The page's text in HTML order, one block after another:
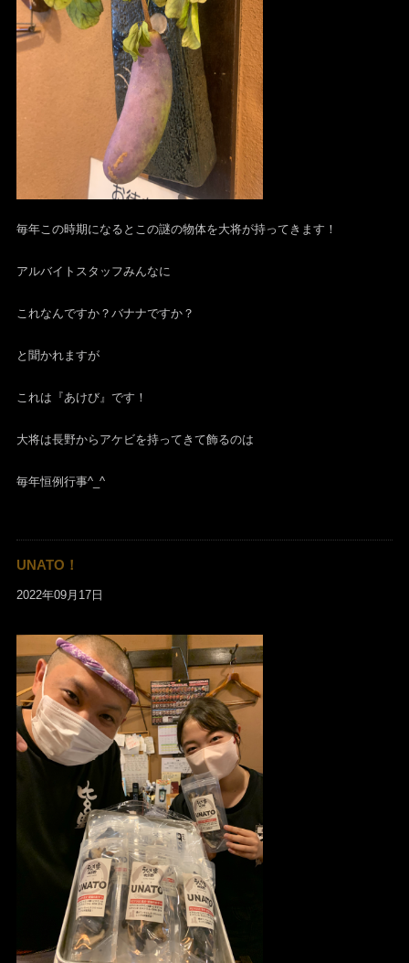
毎年この時期になるとこの謎の物体を大将が持ってきます！
アルバイトスタッフみんなに
これなんですか？バナナですか？
と聞かれますが
これは『あけび』です！
大将は長野からアケビを持ってきて飾るのは
毎年恒例行事^_^
UNATO！
2022年09月17日